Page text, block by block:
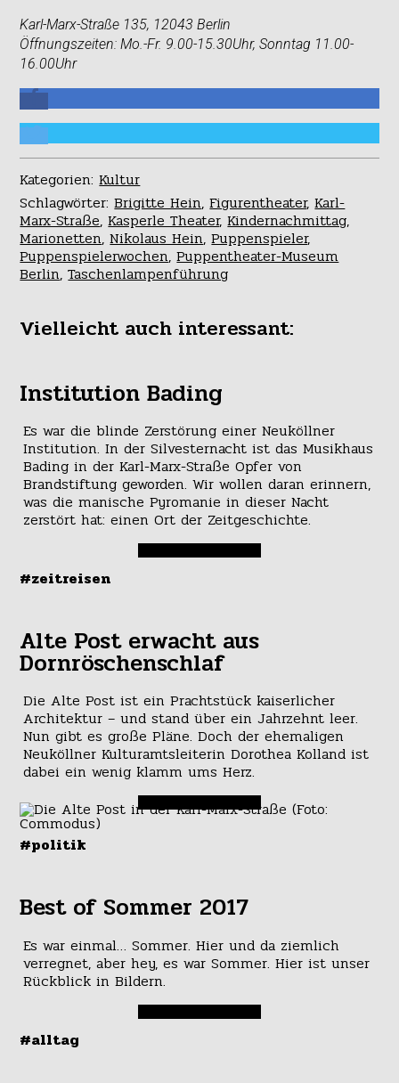
Karl-Marx-Straße 135, 12043 Berlin
Öffnungszeiten: Mo.-Fr. 9.00-15.30Uhr, Sonntag 11.00-
16.00Uhr
Kategorien:Kultur
Schlagwörter:Brigitte Hein,Figurentheater,Karl-
Marx-Straße,Kasperle Theater,Kindernachmittag,
Marionetten,Nikolaus Hein,Puppenspieler,
Puppenspielerwochen,Puppentheater-Museum
Berlin,Taschenlampenführung
Vielleicht auch interessant:
Institution Bading
Es war die blinde Zerstörung einer Neuköllner
Institution. In der Silvesternacht ist das Musikhaus
Bading in der Karl-Marx-Straße Opfer von
Brandstiftung geworden. Wir wollen daran erinnern,
was die manische Pyromanie in dieser Nacht
zerstört hat: einen Ort der Zeitgeschichte.
#zeitreisen
Alte Post erwacht aus
Dornröschenschlaf
Die Alte Post ist ein Prachtstück kaiserlicher
Architektur – und stand über ein Jahrzehnt leer.
Nun gibt es große Pläne. Doch der ehemaligen
Neuköllner Kulturamtsleiterin Dorothea Kolland ist
dabei ein wenig klamm ums Herz.
#politik
Best of Sommer 2017
Es war einmal… Sommer. Hier und da ziemlich
verregnet, aber hey, es war Sommer. Hier ist unser
Rückblick in Bildern.
#alltag